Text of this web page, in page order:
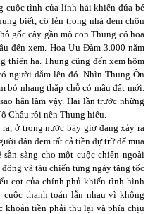
cuộc tình của lính hải khiến đứa bé
biết, cô lẻn trong nhà đem chôn
gốc cây gần mộ con Thung có hoa
đến xem. Hoa Ưu Đàm 3.000 năm
thiên hạ. Thung cũng đến xem hôm
người dẫm lên đó. Nhìn Thung Ôn
bó nhang thắp chỗ có mầu đất mới.
hắn làm vậy. Hai lần trước những
Châu rồi nên Thung hiểu.
ở trong nước bây giờ đang xảy ra
dân đem tất cả tiền dự trữ để mua
sàng cho một cuộc chiến ngoài
và tàu chiến từng ngày tăng tốc
cợt của chính phủ khiến tình hình
cuộc thanh toán lẫn nhau vì không
khoản tiền phải thu lại và phía chịu